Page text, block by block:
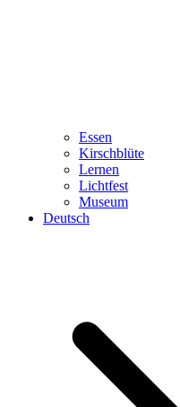
Essen
Kirschblüte
Lernen
Lichtfest
Museum
Deutsch